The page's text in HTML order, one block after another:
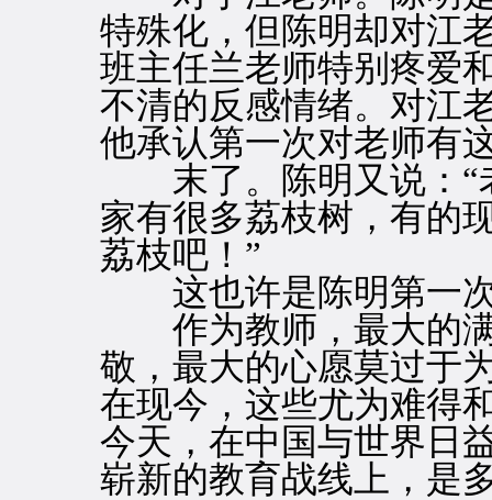
特殊化，但陈明却对江
班主任兰老师特别疼爱
不清的反感情绪。对江
他承认第一次对老师有
末了。陈明又说：“
家有很多荔枝树，有的
荔枝吧！”
这也许是陈明第一次
作为教师，最大的满
敬，最大的心愿莫过于
在现今，这些尤为难得
今天，在中国与世界日
崭新的教育战线上，是